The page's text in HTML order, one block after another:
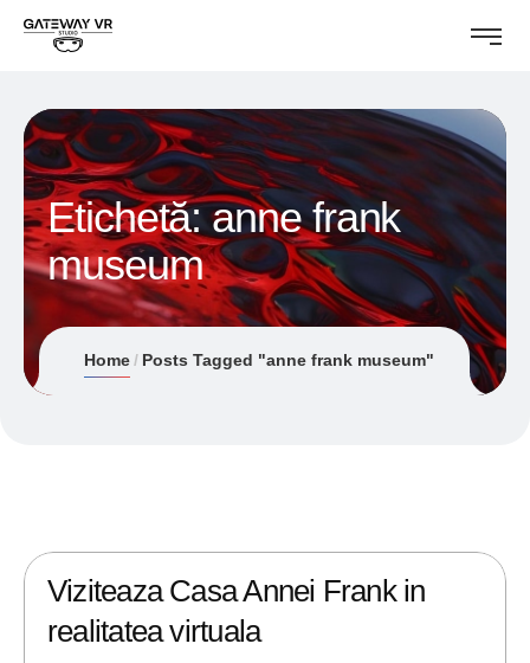
Etichetă:anne frank
museum
Home Posts Tagged "anne frank museum"
Viziteaza Casa Annei Frank in
realitatea virtuala